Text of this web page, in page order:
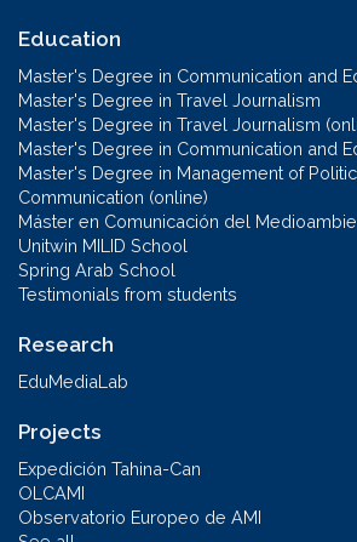
Education
Master's Degree in Communication and
Master's Degree in Travel Journalism
Master's Degree in Travel Journalism
Master's Degree in Communication and
Master's Degree in Management of
Communication (online)
Máster en Comunicación del
Unitwin MILID School
Spring Arab School
Testimonials from students
Research
EduMediaLab
Projects
Expedición Tahina-Can
OLCAMI
Observatorio Europeo de AMI